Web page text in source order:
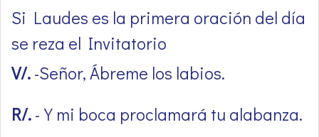
Si Laudes es la primera oración del día
se reza el Invitatorio
V/.-Señor, Ábreme los labios.
R/.-Y mi boca proclamará tu alabanza.